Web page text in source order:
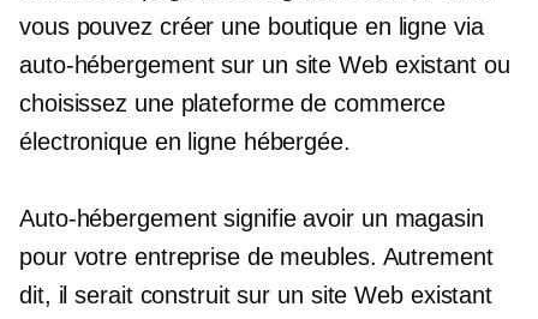
vous pouvez créer une boutique en ligne via
auto-hébergementsur un site Web existant ou
choisissez une plateforme de commerce
électronique en ligne hébergée.
Auto-hébergementsignifie avoir un magasin
pour votre entreprise de meubles. Autrement
dit, il serait construit sur un site Web existant